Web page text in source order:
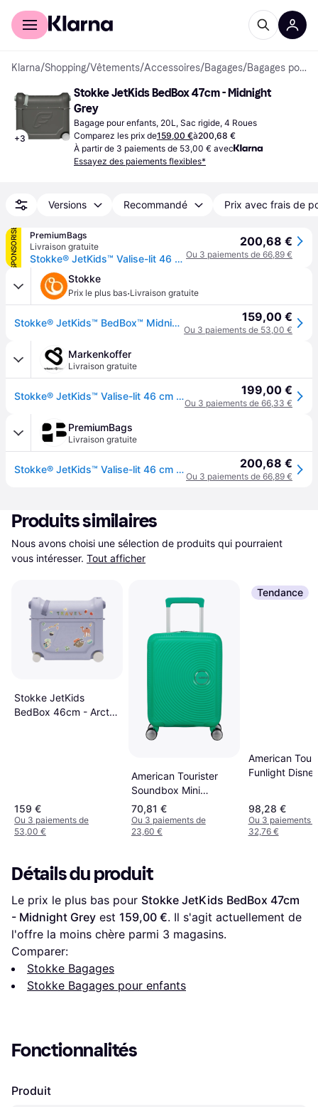
Acheter avec Klarna
Klarna/Shopping/Vêtements/Accessoires/Bagages/ Bagages pour enfants
+3
Stokke JetKids BedBox 47cm - Midnight
Grey
Bagage pour enfants, 20L, Sac rigide, 4 Roues
Comparez les prix de159,00 €à200,68 €
À partir de 3 paiements de 53,00 € avec
Essayez des paiements flexibles*
Versions Recommandé Prix avec frais de
SPONSORISÉ
PremiumBags
Livraison gratuite
Stokke® JetKids™ Valise-lit 46 cm (midnight grey)
200,68 €
Ou 3 paiements de 66,89 €
Stokke
Prix le plus bas·Livraison gratuite
Stokke® JetKids™ BedBox™ Midnight Grey 159,00 €
Ou 3 paiements de 53,00 €
Markenkoffer
Livraison gratuite
Stokke® JetKids™ Valise-lit 46 cm (midnight grey) 199,00 €
Ou 3 paiements de 66,33 €
PremiumBags
Livraison gratuite
Stokke® JetKids™ Valise-lit 46 cm (midnight grey) 200,68 €
Ou 3 paiements de 66,89 €
Produits similaires
Nous avons choisi une sélection de produits qui pourraient
vous intéresser. Tout afficher
Stokke JetKids
BedBox 46cm - Arctic
159 €
Ou 3 paiements de
53,00 €
American Tourister
Soundbox Mini
Spinner 47cm - Bright
Green
70,81 €
Ou 3 paiements de
23,60 €
Tendance
American
Funlight
98,28 €
Ou 3 paiements
32,76 €
Détails du produit
Le prix le plus bas pour Stokke JetKids BedBox 47cm
- Midnight Grey est 159,00 €. Il s'agit actuellement de
l'offre la moins chère parmi 3 magasins.
Comparer:
Stokke Bagages
Stokke Bagages pour enfants
Fonctionnalités
Produit